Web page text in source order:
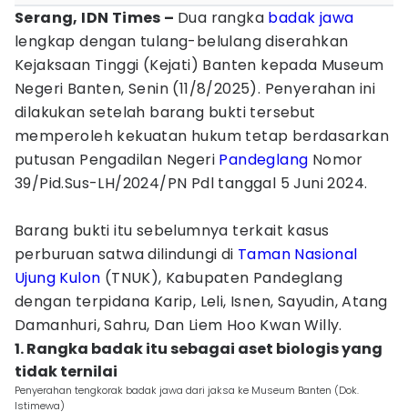
Serang, IDN Times – Dua rangka badak jawa
lengkap dengan tulang-belulang diserahkan
Kejaksaan Tinggi (Kejati) Banten kepada Museum
Negeri Banten, Senin (11/8/2025). Penyerahan ini
dilakukan setelah barang bukti tersebut
memperoleh kekuatan hukum tetap berdasarkan
putusan Pengadilan Negeri Pandeglang Nomor
39/Pid.Sus-LH/2024/PN Pdl tanggal 5 Juni 2024.
Barang bukti itu sebelumnya terkait kasus
perburuan satwa dilindungi di Taman Nasional
Ujung Kulon (TNUK), Kabupaten Pandeglang
dengan terpidana Karip, Leli, Isnen, Sayudin, Atang
Damanhuri, Sahru, Dan Liem Hoo Kwan Willy.
1. Rangka badak itu sebagai aset biologis yang
tidak ternilai
Penyerahan tengkorak badak jawa dari jaksa ke Museum Banten (Dok.
Istimewa)